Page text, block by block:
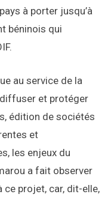
à porter jusqu’à
béninois qui
au service de la
et protéger
édition de sociétés
et
les enjeux du
a fait observer
ce projet, car, dit-elle,